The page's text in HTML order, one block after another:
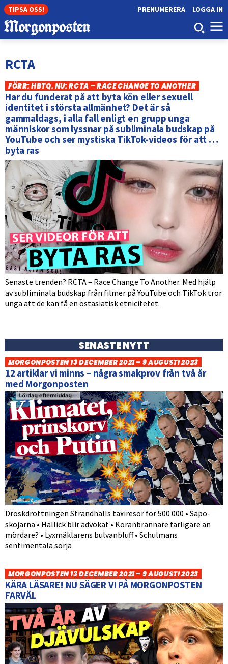
TIPSA OSS! LOGGA IN
PRENUMERERA
RCTA
FÖRR: HBTQ. NU: RCTA – RACE CHANGE TO ANOTHER
Har du funderat på att byta kön eller sexuell
identitet i största allmänhet? Det är så
gammaldags, i alla fall enligt en grupp unga
människor som lyssnar på subliminala budskap på
YouTube och ser mystiska TikTok-videos för att …
byta ras
Senaste trenden? RCTA – Race Change To Another. Med hjälp
av subliminala budskap från filmer på YouTube och TikTok tror
unga att de kan få en östasiatisk etnicitetet.
SENASTE NYTT
MORGONPOSTEN 13 DECEMBER 2021 – 9 AUGUSTI 2023
12 artiklar vi minns – några smakprov från två år
med Morgonposten
Droskdrottningen Strandhälls taxiresor för 500 000 • Säpo-
skojarna • Hallick blir advokat • Koranbrännare farligare än
mördare? • Lyxmäklarens bulvanbluff • Schulmans
sentimentala sörja
MORGONPOSTEN 13 DECEMBER 2021 – 9 AUGUSTI 2023
KÄRA LÄSARE! NU SÄGER VI PÅ MORGONPOSTEN
FARVÄL